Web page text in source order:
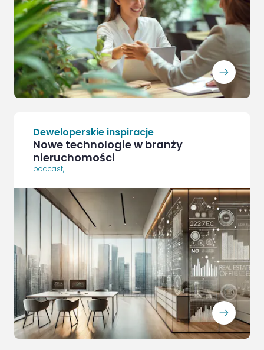
ArrowRightLong
Deweloperskie inspiracje
Nowe technologie w branży
nieruchomości
podcast,
ArrowRightLong